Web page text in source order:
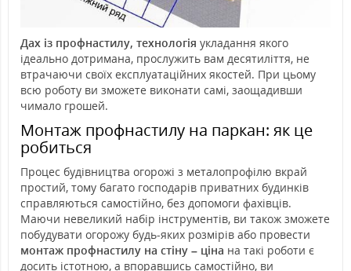
Дах із профнастилу, технологія укладання якого
ідеально дотримана, прослужить вам десятиліття, не
втрачаючи своїх експлуатаційних якостей. При цьому
всю роботу ви зможете виконати самі, заощадивши
чимало грошей.
Монтаж профнастилу на паркан: як це
робиться
Процес будівництва огорожі з металопрофілю вкрай
простий, тому багато господарів приватних будинків
справляються самостійно, без допомоги фахівців.
Маючи невеликий набір інструментів, ви також зможете
побудувати огорожу будь-яких розмірів або провести
монтаж профнастилу на стіну – ціна на такі роботи є
досить істотною, а впоравшись самостійно, ви